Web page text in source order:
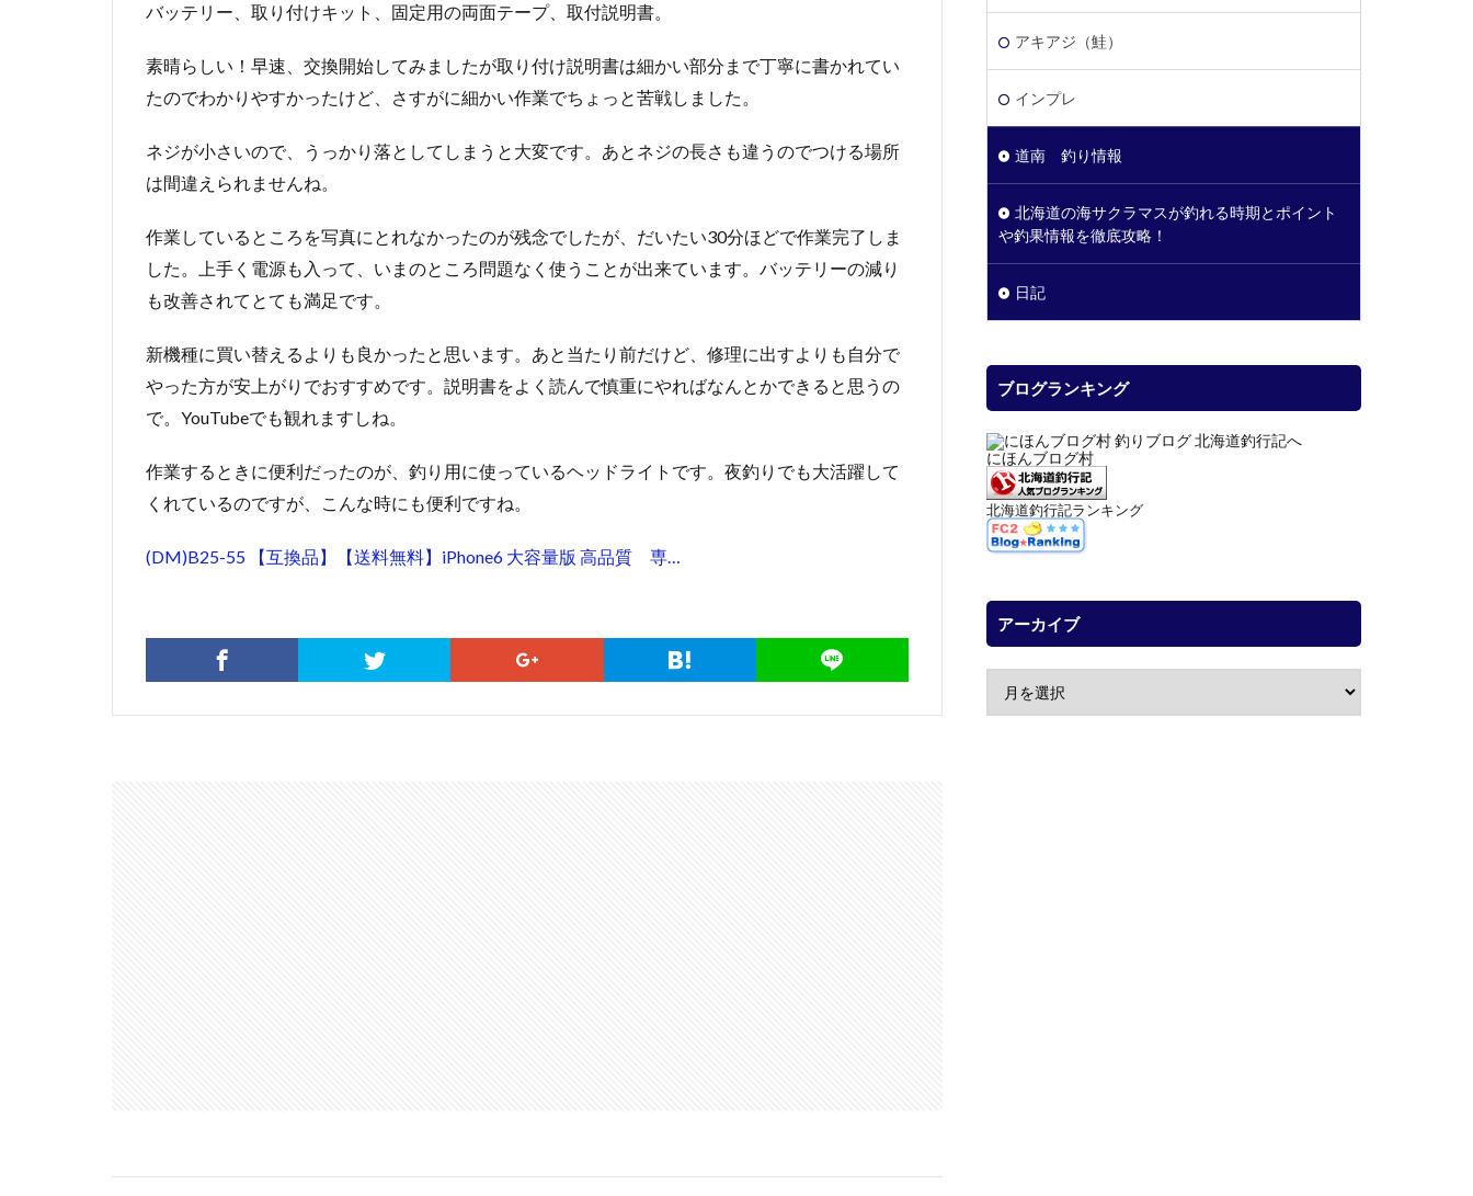
バッテリー、取り付けキット、固定用の両面テープ、取付説明書。
素晴らしい！早速、交換開始してみましたが取り付け説明書は細かい部分まで丁寧に書かれてい
たのでわかりやすかったけど、さすがに細かい作業でちょっと苦戦しました。
ネジが小さいので、うっかり落としてしまうと大変です。あとネジの長さも違うのでつける場所
は間違えられませんね。
作業しているところを写真にとれなかったのが残念でしたが、だいたい30分ほどで作業完了しま
した。上手く電源も入って、いまのところ問題なく使うことが出来ています。バッテリーの減り
も改善されてとても満足です。
新機種に買い替えるよりも良かったと思います。あと当たり前だけど、修理に出すよりも自分で
やった方が安上がりでおすすめです。説明書をよく読んで慎重にやればなんとかできると思うの
で。YouTubeでも観れますしね。
作業するときに便利だったのが、釣り用に使っているヘッドライトです。夜釣りでも大活躍して
くれているのですが、こんな時にも便利ですね。
(DM)B25-55 【互換品】【送料無料】iPhone6 大容量版 高品質 専…
アキアジ（鮭）
インプレ
道南 釣り情報
北海道の海サクラマスが釣れる時期とポイント
や釣果情報を徹底攻略！
日記
ブログランキング
にほんブログ村
北海道釣行記ランキング
アーカイブ